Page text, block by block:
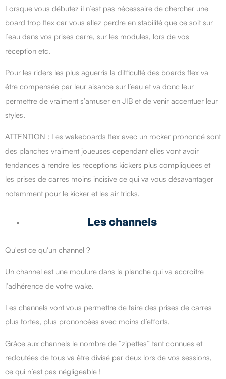
Lorsque vous débutez il n’est pas nécessaire de chercher une
board trop flex car vous allez perdre en stabilité que ce soit sur
l’eau dans vos prises carre, sur les modules, lors de vos
réception etc.
Pour les riders les plus aguerris la difficulté des boards flex va
être compensée par leur aisance sur l’eau et va donc leur
permettre de vraiment s’amuser en JIB et de venir accentuer leur
styles.
ATTENTION : Les wakeboards flex avec un rocker prononcé sont
des planches vraiment joueuses cependant elles vont avoir
tendances à rendre les réceptions kickers plus compliquées et
les prises de carres moins incisive ce qui va vous désavantager
notamment pour le kicker et les air tricks.
Les channels
Qu'est ce qu'un channel ?
Un channel est une moulure dans la planche qui va accroître
l’adhérence de votre wake.
Les channels vont vous permettre de faire des prises de carres
plus fortes, plus prononcées avec moins d’efforts.
Grâce aux channels le nombre de “zipettes” tant connues et
redoutées de tous va être divisé par deux lors de vos sessions,
ce qui n’est pas négligeable !